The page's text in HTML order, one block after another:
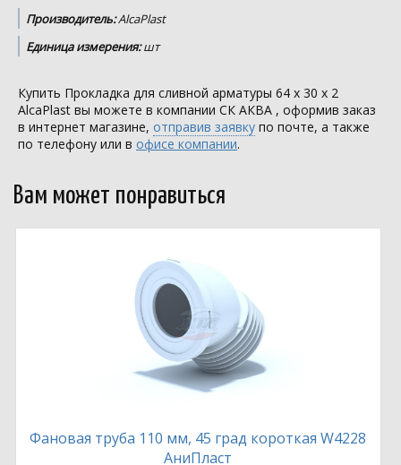
Производитель:AlcaPlast
Единица измерения:шт
Купить Прокладка для сливной арматуры 64 x 30 x 2
AlcaPlast вы можете в компании СК АКВА , оформив заказ
в интернет магазине, отправив заявку по почте, а также
по телефону или в офисе компании.
Вам может понравиться
Фановая труба 110 мм, 45 град короткая W4228
АниПласт